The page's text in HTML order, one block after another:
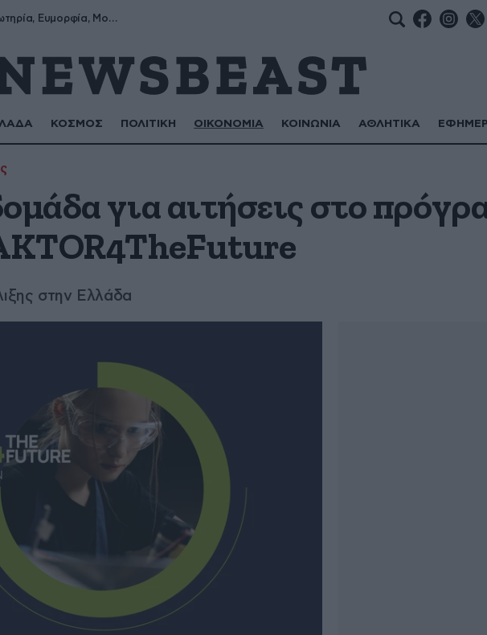
Σωτήρης, Σωτηρία, Ευμορφία, Μορφούλα
ΚΟΣΜΟΣ ΠΟΛΙΤΙΚΗ ΟΙΚΟΝΟΜΙΑ ΚΟΙΝΩΝΙΑ ΑΘΛΗΤΙΚΑ
για αιτήσεις στο
στην Ελλάδα